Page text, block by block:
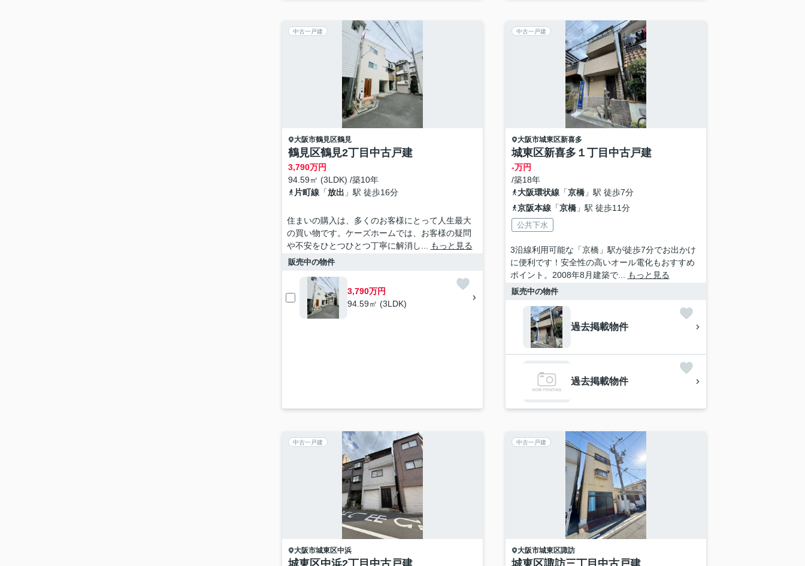
中古一戸建
大阪市鶴見区鶴見
鶴見区鶴見2丁目中古戸建
3,790万円
94.59㎡ (3LDK) /築10年
片町線「放出 」駅 徒歩16分
住まいの購入は、多くのお客様にとって人生最大
の買い物です。ケーズホームでは、お客様の疑問
や不安をひとつひとつ丁寧に解消し...
もっと見る
販売中の物件
3,790万円
94.59㎡ (3LDK)
中古一戸建
大阪市城東区新喜多
城東区新喜多１丁目中古戸建
-万円
/築18年
大阪環状線「京橋」駅 徒歩7分
京阪本線「京橋」駅 徒歩11分
公共下水
3沿線利用可能な「京橋」駅が徒歩7分でお出かけ
に便利です！安全性の高いオール電化もおすすめ
ポイント。2008年8月建築で...
もっと見る
販売中の物件
過去掲載物件
過去掲載物件
中古一戸建
大阪市城東区中浜
城東区中浜2丁目中古戸建
中古一戸建
大阪市城東区諏訪
城東区諏訪三丁目中古戸建